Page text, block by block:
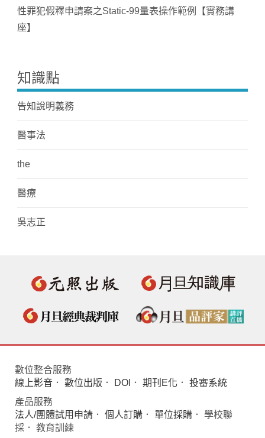
性罪犯假釋申請案之Static-99量表操作範例【實務講
座】
知識點
告知說明義務
醫事法
the
醫療
吳志正
數位整合服務
線上影音 ． 數位出版 ． DOI ． 期刊E化 ． 投審系統
產品服務
法人/團體試用申請 ． 個人訂購 ． 單位採購 ． 學校聯
採． 教育訓練